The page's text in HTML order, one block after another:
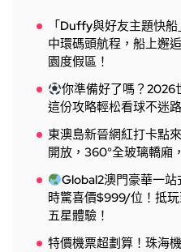
「Duffy與好友主題快
中環碼頭航程，船上邂
園度假區！
你準備好了嗎？2026
這份攻略輕松看球不迷路
東澳島新晉網紅打卡點
開放，360°全玻璃轎廂
Global2澳門豪華一
時驚喜價$999/位！抵
五星體驗！
特價機票超劃算！珠海